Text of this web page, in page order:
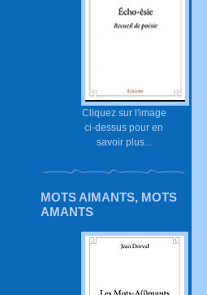
Cliquez sur l'image
ci-dessus pour en
savoir plus...
MOTS AIMANTS, MOTS
AMANTS